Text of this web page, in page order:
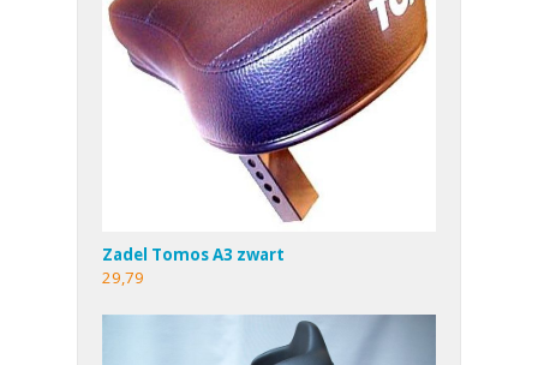
Zadel Tomos A3 zwart
29,79